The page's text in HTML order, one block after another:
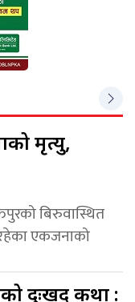
मृत्यु,
बिरुवास्थित
एकजनाको
दुःखद कथा :